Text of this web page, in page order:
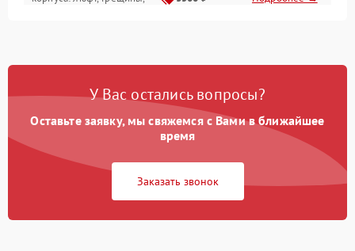
быстрая разрядка,
2500 ₽ Подробнее →
Неисправность зарядного
питания
2000 ₽ Подробнее →
неисправности кулера
У Вас остались вопросы?
Оставьте заявку, мы свяжемся с Вами в ближайшее
время
Заказать звонок